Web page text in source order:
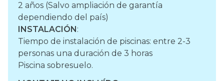
2 años (Salvo ampliación de garantía
dependiendo del país)
INSTALACIÓN:
Tiempo de instalación de piscinas: entre 2-3
personas una duración de 3 horas
Piscina sobresuelo.